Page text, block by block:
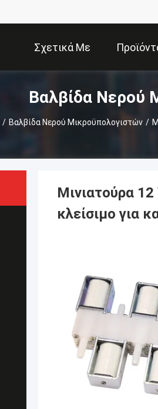
Σχετικά Με
Εμάς
Βαλβίδα Νερού
/ Βαλβίδα Νερού Μικροϋπολογιστών /
Μινιατούρα
κλείσιμο για